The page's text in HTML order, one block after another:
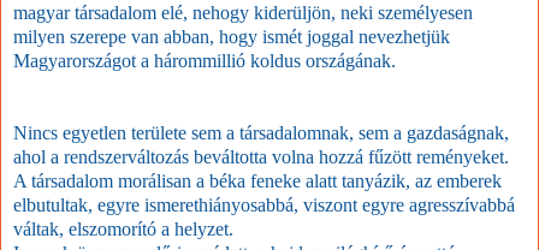
magyar társadalom elé, nehogy kiderüljön, neki személyesen
milyen szerepe van abban, hogy ismét joggal nevezhetjük
Magyarországot a hárommillió koldus országának.
Nincs egyetlen területe sem a társadalomnak, sem a gazdaságnak,
ahol a rendszerváltozás beváltotta volna hozzá fűzött reményeket.
A társadalom morálisan a béka feneke alatt tanyázik, az emberek
elbutultak, egyre ismerethiányosabbá, viszont egyre agresszívabbá
váltak, elszomorító a helyzet.